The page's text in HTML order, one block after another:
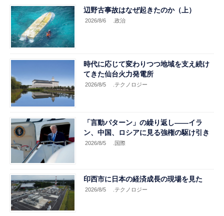
辺野古事故はなぜ起きたのか（上）
2026/8/6 .政治
時代に応じて変わりつつ地域を支え続け
てきた仙台火力発電所
2026/8/5 .テクノロジー
「言動パターン」の繰り返し――イラ
ン、中国、ロシアに見る強権の駆け引き
2026/8/5 .国際
印西市に日本の経済成長の現場を見た
2026/8/5 .テクノロジー